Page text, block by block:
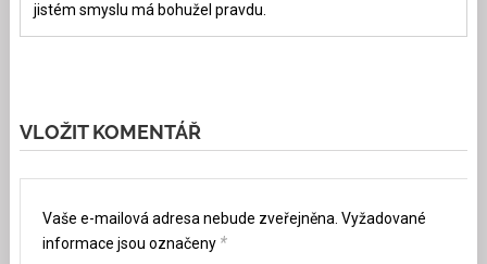
jistém smyslu má bohužel pravdu.
VLOŽIT KOMENTÁŘ
Vaše e-mailová adresa nebude zveřejněna. Vyžadované
informace jsou označeny *